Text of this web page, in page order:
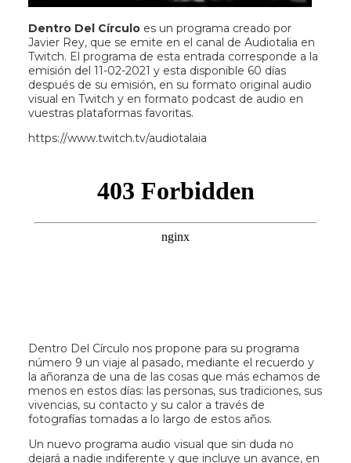
Dentro Del Círculo es un programa creado por
Javier Rey, que se emite en el canal de Audiotalia en
Twitch. El programa de esta entrada corresponde a la
emisión del 11-02-2021 y esta disponible 60 días
después de su emisión, en su formato original audio
visual en Twitch y en formato podcast de audio en
vuestras plataformas favoritas.
https://www.twitch.tv/audiotalaia​
Dentro Del Círculo nos propone para su programa
número 9 un viaje al pasado, mediante el recuerdo y
la añoranza de una de las cosas que más echamos de
menos en estos días: las personas, sus tradiciones, sus
vivencias, su contacto y su calor a través de
fotografías tomadas a lo largo de estos años.
Un nuevo programa audio visual que sin duda no
dejará a nadie indiferente y que incluye un avance, en